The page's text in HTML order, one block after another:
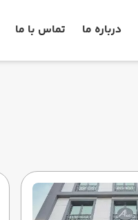
درباره ما تماس با ما